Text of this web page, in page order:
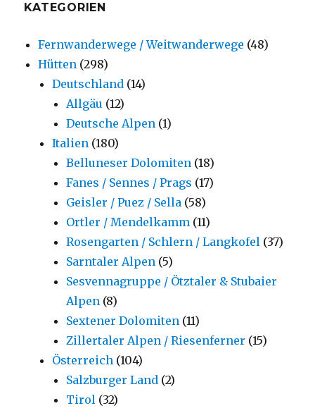
KATEGORIEN
Fernwanderwege / Weitwanderwege (48)
Hütten (298)
Deutschland (14)
Allgäu (12)
Deutsche Alpen (1)
Italien (180)
Belluneser Dolomiten (18)
Fanes / Sennes / Prags (17)
Geisler / Puez / Sella (58)
Ortler / Mendelkamm (11)
Rosengarten / Schlern / Langkofel (37)
Sarntaler Alpen (5)
Sesvennagruppe / Ötztaler & Stubaier
Alpen (8)
Sextener Dolomiten (11)
Zillertaler Alpen / Riesenferner (15)
Österreich (104)
Salzburger Land (2)
Tirol (32)